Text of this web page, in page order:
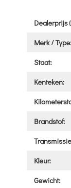
Dealerprijs
Merk / Type:
Staat:
Kenteken:
Brandstof:
Kleur:
Gewicht: